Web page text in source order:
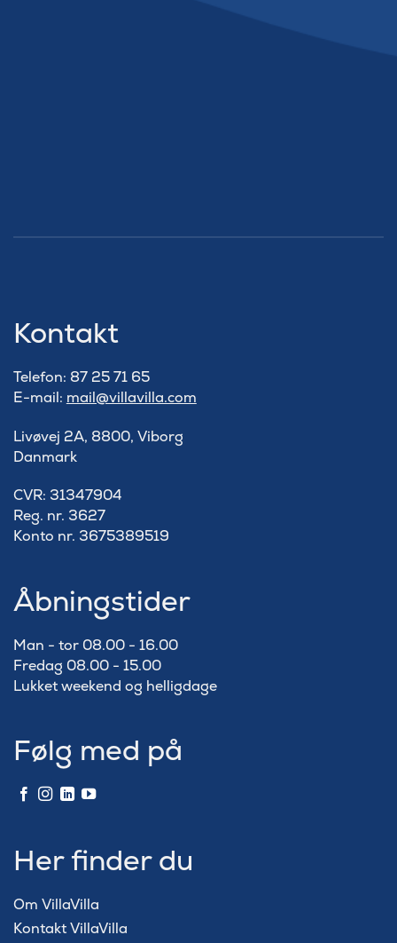
Kontakt
Telefon: 87 25 71 65
E-mail: mail@villavilla.com
Livøvej 2A, 8800, Viborg
Danmark
​CVR: 31347904
Reg. nr. 3627
Konto nr. 3675389519
Åbningstider
Man - tor 08.00 - 16.00
Fredag 08.00 - 15.00
Lukket weekend og helligdage
Følg med på
Her finder du
Om VillaVilla
Kontakt VillaVilla